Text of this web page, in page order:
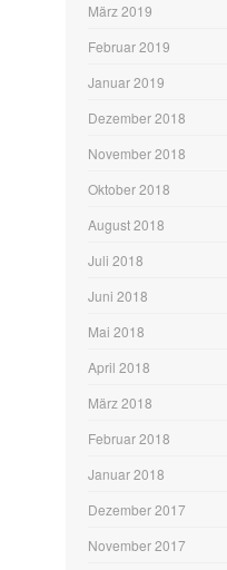
März 2019
Februar 2019
Januar 2019
Dezember 2018
November 2018
Oktober 2018
August 2018
Juli 2018
Juni 2018
Mai 2018
April 2018
März 2018
Februar 2018
Januar 2018
Dezember 2017
November 2017